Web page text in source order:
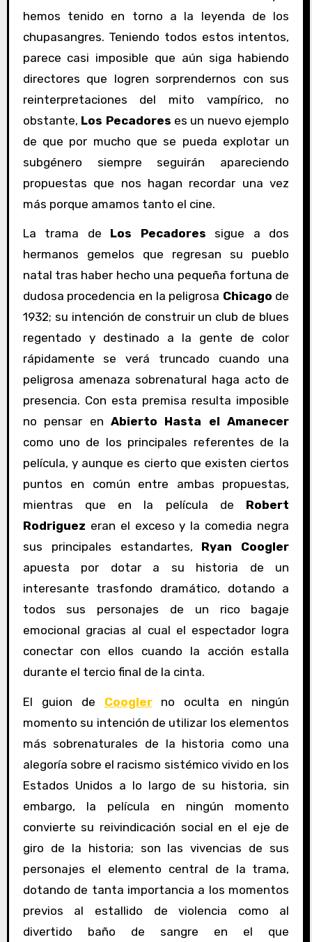
hemos tenido en torno a la leyenda de los
chupasangres. Teniendo todos estos intentos,
parece casi imposible que aún siga habiendo
directores que logren sorprendernos con sus
reinterpretaciones del mito vampírico, no
obstante, Los Pecadores es un nuevo ejemplo
de que por mucho que se pueda explotar un
subgénero siempre seguirán apareciendo
propuestas que nos hagan recordar una vez
más porque amamos tanto el cine.
La trama de Los Pecadores sigue a dos
hermanos gemelos que regresan su pueblo
natal tras haber hecho una pequeña fortuna de
dudosa procedencia en la peligrosa Chicago de
1932; su intención de construir un club de blues
regentado y destinado a la gente de color
rápidamente se verá truncado cuando una
peligrosa amenaza sobrenatural haga acto de
presencia. Con esta premisa resulta imposible
no pensar en Abierto Hasta el Amanecer
como uno de los principales referentes de la
película, y aunque es cierto que existen ciertos
puntos en común entre ambas propuestas,
mientras que en la película de Robert
Rodriguez eran el exceso y la comedia negra
sus principales estandartes, Ryan Coogler
apuesta por dotar a su historia de un
interesante trasfondo dramático, dotando a
todos sus personajes de un rico bagaje
emocional gracias al cual el espectador logra
conectar con ellos cuando la acción estalla
durante el tercio final de la cinta.
El guion de Cooglerno oculta en ningún
momento su intención de utilizar los elementos
más sobrenaturales de la historia como una
alegoría sobre el racismo sistémico vivido en los
Estados Unidos a lo largo de su historia, sin
embargo, la película en ningún momento
convierte su reivindicación social en el eje de
giro de la historia; son las vivencias de sus
personajes el elemento central de la trama,
dotando de tanta importancia a los momentos
previos al estallido de violencia como al
divertido baño de sangre en el que